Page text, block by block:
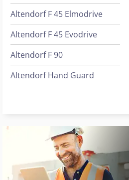
Altendorf F 45 Elmodrive
Altendorf F 45 Evodrive
Altendorf F 90
Altendorf Hand Guard
Alzmetall Ax 2/S